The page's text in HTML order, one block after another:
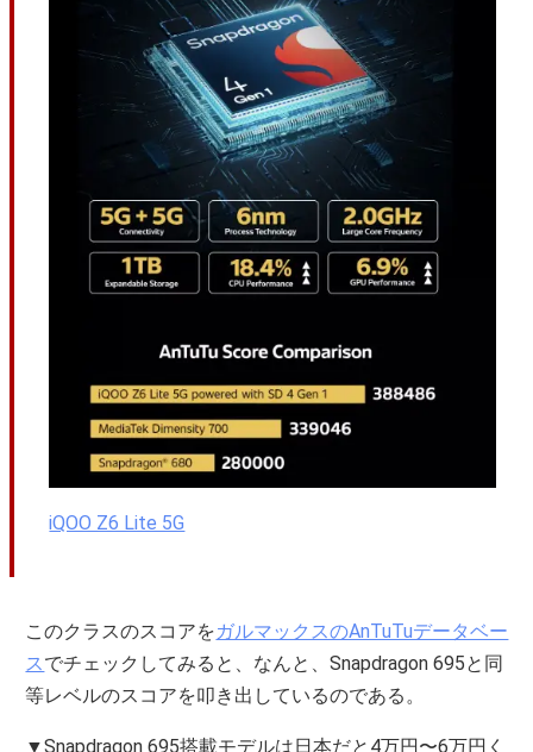
iQOO Z6 Lite 5G
このクラスのスコアをガルマックスのAnTuTuデータベー
ス でチェックしてみると、なんと、Snapdragon 695と同
等レベルのスコアを叩き出しているのである。
▼Snapdragon 695搭載モデルは日本だと4万円〜6万円く